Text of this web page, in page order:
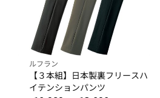
ルフラン
【３本組】日本製裏フリースハ
イテンションパンツ